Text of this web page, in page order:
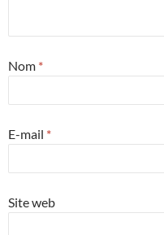
Nom *
E-mail *
Site web